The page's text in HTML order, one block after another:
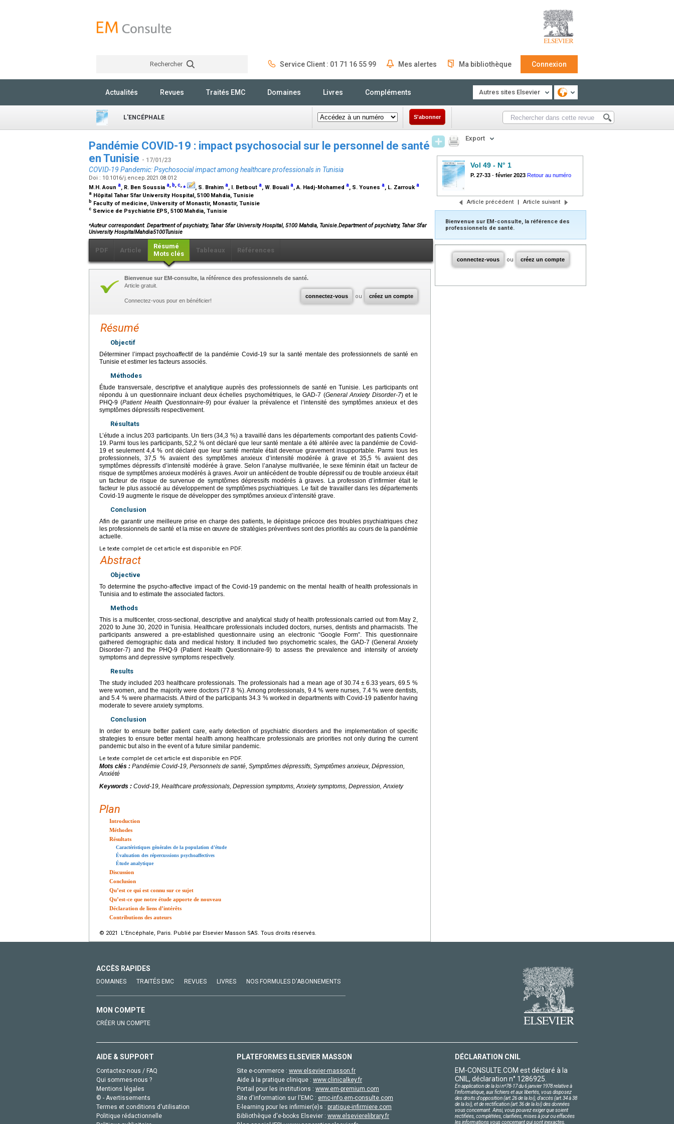
Rechercher Service Client : 01 71 16 55 99 Mes alertes Ma bibliothèque Connexion
Actualités Revues Traités EMC Domaines Livres Compléments Autres sites Elsevier
L'ENCÉPHALE S'abonner
Pandémie COVID-19 : impact psychosocial sur le personnel de santé
en Tunisie - 17/01/23
COVID-19 Pandemic: Psychosocial impact among healthcare professionals in Tunisia
Doi : 10.1016/j.encep.2021.08.012
M.H. Aoun a, R. Ben Soussia a, b,c,⁎ , S. Brahim a, I. Betbout a, W. Bouali a, A. Hadj-Mohamed a, S. Younes a, L. Zarrouka
a Hôpital Tahar Sfar University Hospital, 5100 Mahdia, Tunisie
b Faculty of medicine, University of Monastir, Monastir, Tunisie
c Service de Psychiatrie EPS, 5100 Mahdia, Tunisie
⁎Auteur correspondant. Department of psychiatry, Tahar Sfar University Hospital, 5100 Mahdia, Tunisie.Department of psychiatry, Tahar Sfar
University HospitalMahdia5100Tunisie
PDF Article
Résumé
Mots clés
Tableaux Références
connectez-vous ou créez un compte
Bienvenue sur EM-consulte, la référence des professionnels de santé.
Article gratuit.
Connectez-vous pour en bénéficier!
Résumé
Objectif
Déterminer l’impact psychoaffectif de la pandémie Covid-19 sur la santé mentale des professionnels de santé en
Tunisie et estimer les facteurs associés.
Méthodes
Étude transversale, descriptive et analytique auprès des professionnels de santé en Tunisie. Les participants ont
répondu à un questionnaire incluant deux échelles psychométriques, le GAD-7 (General Anxiety Disorder-7) et le
PHQ-9 (Patient Health Questionnaire-9) pour évaluer la prévalence et l’intensité des symptômes anxieux et des
symptômes dépressifs respectivement.
Résultats
L’étude a inclus 203 participants. Un tiers (34,3 %) a travaillé dans les départements comportant des patients Covid-
19. Parmi tous les participants, 52,2 % ont déclaré que leur santé mentale a été altérée avec la pandémie de Covid-
19 et seulement 4,4 % ont déclaré que leur santé mentale était devenue gravement insupportable. Parmi tous les
professionnels, 37,5 % avaient des symptômes anxieux d’intensité modérée à grave et 35,5 % avaient des
symptômes dépressifs d’intensité modérée à grave. Selon l’analyse multivariée, le sexe féminin était un facteur de
risque de symptômes anxieux modérés à graves. Avoir un antécédent de trouble dépressif ou de trouble anxieux était
un facteur de risque de survenue de symptômes dépressifs modérés à graves. La profession d’infirmier était le
facteur le plus associé au développement de symptômes psychiatriques. Le fait de travailler dans les départements
Covid-19 augmente le risque de développer des symptômes anxieux d’intensité grave.
Conclusion
Afin de garantir une meilleure prise en charge des patients, le dépistage précoce des troubles psychiatriques chez
les professionnels de santé et la mise en œuvre de stratégies préventives sont des priorités au cours de la pandémie
actuelle.
Le texte complet de cet article est disponible en PDF.
Abstract
Objective
To determine the psycho-affective impact of the Covid-19 pandemic on the mental health of health professionals in
Tunisia and to estimate the associated factors.
Methods
This is a multicenter, cross-sectional, descriptive and analytical study of health professionals carried out from May 2,
2020 to June 30, 2020 in Tunisia. Healthcare professionals included doctors, nurses, dentists and pharmacists. The
participants answered a pre-established questionnaire using an electronic “Google Form”. This questionnaire
gathered demographic data and medical history. It included two psychometric scales, the GAD-7 (General Anxiety
Disorder-7) and the PHQ-9 (Patient Health Questionnaire-9) to assess the prevalence and intensity of anxiety
symptoms and depressive symptoms respectively.
Results
The study included 203 healthcare professionals. The professionals had a mean age of 30.74 ± 6.33 years, 69.5 %
were women, and the majority were doctors (77.8 %). Among professionals, 9.4 % were nurses, 7.4 % were dentists,
and 5.4 % were pharmacists. A third of the participants 34.3 % worked in departments with Covid-19 patienfor having
moderate to severe anxiety symptoms.
Conclusion
In order to ensure better patient care, early detection of psychiatric disorders and the implementation of specific
strategies to ensure better mental health among healthcare professionals are priorities not only during the current
pandemic but also in the event of a future similar pandemic.
Le texte complet de cet article est disponible en PDF.
Mots clés : Pandémie Covid-19, Personnels de santé, Symptômes dépressifs, Symptômes anxieux, Dépression,
Anxiété
Keywords : Covid-19, Healthcare professionals, Depression symptoms, Anxiety symptoms, Depression, Anxiety
Plan
Introduction
Méthodes
Résultats
Caractéristiques générales de la population d’étude
Évaluation des répercussions psychoaffectives
Étude analytique
Discussion
Conclusion
Qu’est ce qui est connu sur ce sujet
Qu’est-ce que notre étude apporte de nouveau
Déclaration de liens d’intérêts
Contributions des auteurs
© 2021 L'Encéphale, Paris. Publié par Elsevier Masson SAS. Tous droits réservés.
Export
Vol 49 - N° 1
P. 27-33 - février 2023 Retour au numéro
Article précédent | Article suivant
Bienvenue sur EM-consulte, la référence des
professionnels de santé.
connectez-vous ou créez un compte
ACCÈS RAPIDES
DOMAINES TRAITÉS EMC REVUES LIVRES NOS FORMULES D'ABONNEMENTS
MON COMPTE
CRÉER UN COMPTE
AIDE & SUPPORT
Contactez-nous / FAQ
Qui sommes-nous ?
Mentions légales
© - Avertissements
Termes et conditions d'utilisation
Politique rédactionnelle
PLATEFORMES ELSEVIER MASSON
Site e-commerce : www.elsevier-masson.fr
Aide à la pratique clinique : www.clinicalkey.fr
Portail pour les institutions : www.em-premium.com
Site d'information sur l'EMC : emc-info.em-consulte.com
E-learning pour les infirmier(e)s : pratique-infirmiere.com
Bibliothèque d'e-books Elsevier : www.elsevierelibrary.fr
DÉCLARATION CNIL
EM-CONSULTE.COM est déclaré à la
CNIL, déclaration n° 1286925.
En application de la loi nº78-17 du 6 janvier 1978 relative à
l'informatique, aux fichiers et aux libertés, vous disposez
des droits d'opposition (art.26 de la loi), d'accès (art.34 à 38
de la loi), et de rectification (art.36 de la loi) des données
vous concernant. Ainsi, vous pouvez exiger que soient
rectifiées, complétées, clarifiées, mises à jour ou effacées
les informations vous concernant qui sont inexactes,